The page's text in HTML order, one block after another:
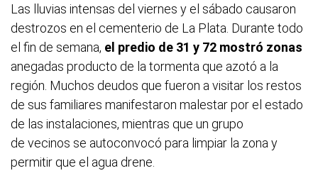
Las lluvias intensas del viernes y el sábado causaron
destrozos en el cementerio de La Plata. Durante todo
el fin de semana, el predio de 31 y 72 mostró zonas
anegadas producto de la tormenta que azotó a la
región. Muchos deudos que fueron a visitar los restos
de sus familiares manifestaron malestar por el estado
de las instalaciones, mientras que un grupo
de vecinos se autoconvocó para limpiar la zona y
permitir que el agua drene.